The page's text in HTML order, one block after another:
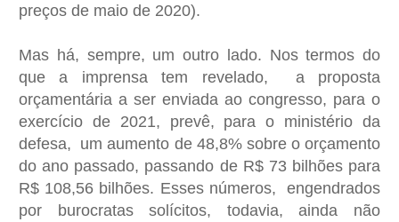
preços de maio de 2020).
Mas há, sempre, um outro lado. Nos termos do
que a imprensa tem revelado, a proposta
orçamentária a ser enviada ao congresso, para o
exercício de 2021, prevê, para o ministério da
defesa, um aumento de 48,8% sobre o orçamento
do ano passado, passando de R$ 73 bilhões para
R$ 108,56 bilhões. Esses números, engendrados
por burocratas solícitos, todavia, ainda não